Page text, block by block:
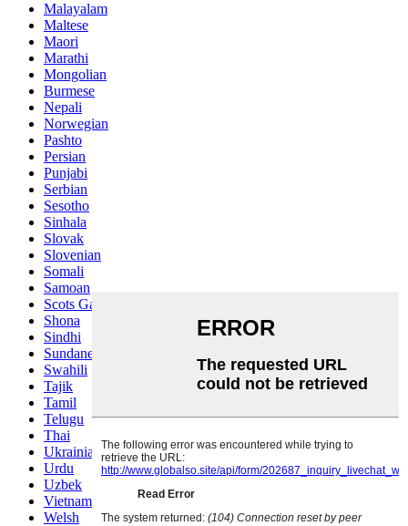
Malayalam
Maltese
Maori
Marathi
Mongolian
Burmese
Nepali
Norwegian
Pashto
Persian
Punjabi
Serbian
Sesotho
Sinhala
Slovak
Slovenian
Somali
Samoan
Scots Gaelic
Shona
Sindhi
Sundanese
Swahili
Tajik
Tamil
Telugu
Thai
Ukrainian
Urdu
Uzbek
Vietnamese
Welsh